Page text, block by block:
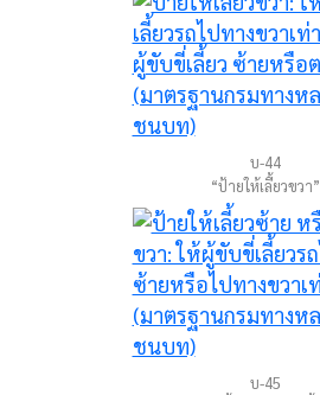
บ-44
“ป้ายให้เลี้ยวขวา”
บ-45